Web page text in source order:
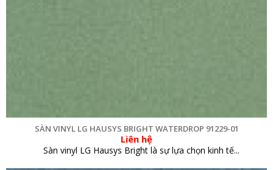
SÀN VINYL LG HAUSYS BRIGHT WATERDROP 91229-01
Liên hệ
Sàn vinyl LG Hausys Bright là sự lựa chọn kinh tế...